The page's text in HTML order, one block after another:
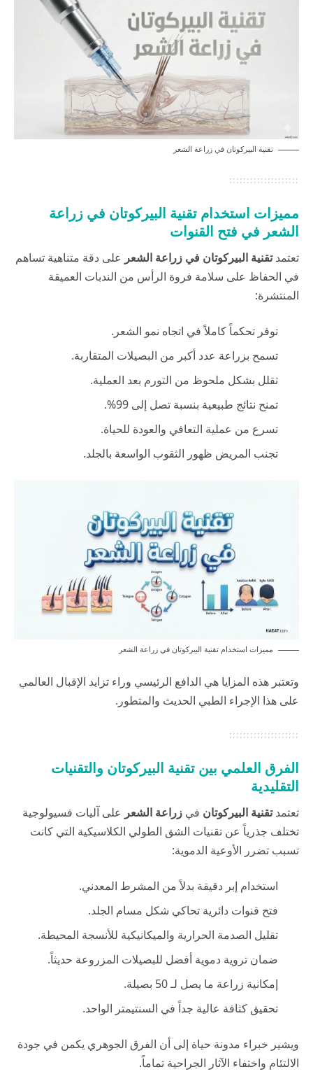
تقنية البيركوتان في زراعة الشعر
مميزات استخدام تقنية البيركوتان في زراعة
الشعر في فتح القنوات
تعتمدتقنية البيركوتان في زراعة الشعر على دقة متناهية تساهم
في الحفاظ على سلامة فروة الرأس من الندبات العميقة
المنتشرة:
توفر تحكماً كاملاً في اتجاه نمو الشعر.
تسمح بزراعة عدد أكبر من البصيلات المتقاربة.
تقلل بشكل ملحوظ من التورم بعد العملية.
تمنح نتائج طبيعية بنسبة تصل إلى 99%.
تسرع من عملية التعافي والعودة للحياة.
تجنب المريض ظهور الثقوب الواسعة بالجلد.
مميزات استخدام تقنية البيركوتان في زراعة الشعر
وتعتبر هذه المزايا هي الدافع الرئيسي وراء تزايد الإقبال العالمي
على هذا الإجراء الطبي الحديث والمتطور.
الفرق العلمي بين تقنية البيركوتان والتقنيات
التقليدية
تعتمدتقنية البيركوتان في زراعة الشعر على آليات فسيولوجية
تختلف جذرياً عن تقنيات الشق الطولي الكلاسيكية التي كانت
تسبب تضرر الأوعية الدموية:
استخدام إبر دقيقة بدلاً من المشرط المعدني.
فتح قنوات دائرية تحاكي شكل مسام الجلد.
تقليل الصدمة الحرارية والميكانيكية للأنسجة المحيطة.
ضمان تروية دموية أفضل للبصيلات المزروعة حديثاً.
إمكانية زراعة ما يصل لـ 50 بصيلة.
تحقيق كثافة عالية جداً في السنتيمتر الواحد.
ويشير خبراء مدونة حياة إلى أن الفرق الجوهري يكمن في جودة
الالتئام واختفاء الآثار الجراحية تماماً.